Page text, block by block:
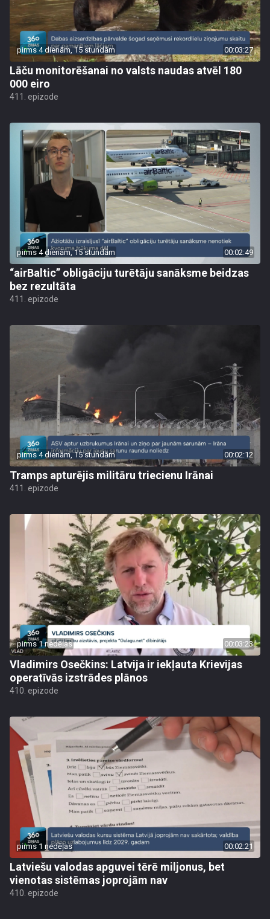
pirms 4 dienām, 15 stundām 00:03:27
Lāču monitorēšanai no valsts naudas atvēl 180
000 eiro
411. epizode
pirms 4 dienām, 15 stundām 00:02:49
“airBaltic” obligāciju turētāju sanāksme beidzas
bez rezultāta
411. epizode
pirms 4 dienām, 15 stundām 00:02:12
Tramps apturējis militāru triecienu Irānai
411. epizode
pirms 1 nedēļas 00:03:23
Vladimirs Osečkins: Latvija ir iekļauta Krievijas
operatīvās izstrādes plānos
410. epizode
pirms 1 nedēļas 00:02:21
Latviešu valodas apguvei tērē miljonus, bet
vienotas sistēmas joprojām nav
410. epizode